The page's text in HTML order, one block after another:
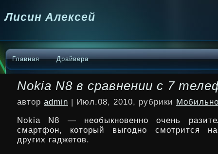
Лисин Алексей
Главная Драйвера
Nokia N8 в сравнении с 7
автор admin | Июл.08, 2010, рубрики
Nokia N8 — необыкновенно очень
смартфон, который выгодно смотрится
других гаджетов.